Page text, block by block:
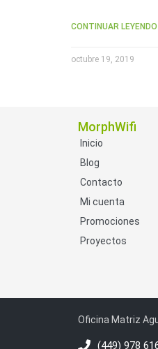
CONTINUAR
octubre 19, 2019
MorphWifi
Inicio
Blog
Contacto
Mi cuenta
Promociones
Proyectos
Oficina Matriz
(449) 978